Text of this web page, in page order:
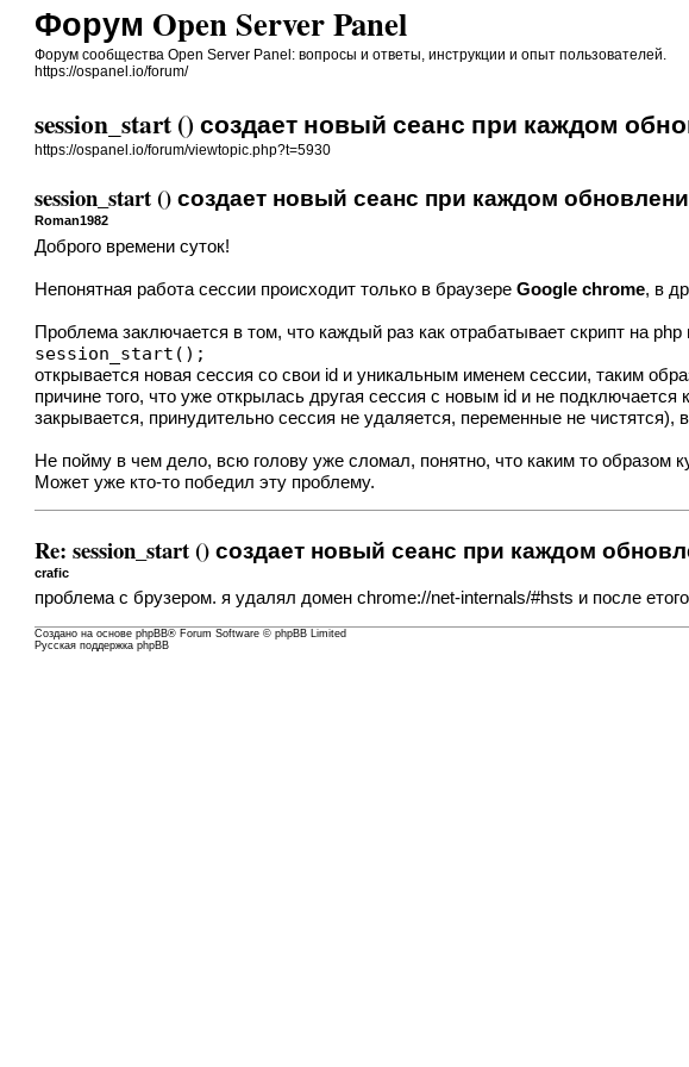
Форум Open Server Panel
Форум сообщества Open Server Panel: вопросы и ответы, инструкции и опыт пользователей.
https://ospanel.io/forum/
session_start () создает новый сеанс при каждом
https://ospanel.io/forum/viewtopic.php?t=5930
session_start () создает новый сеанс при каждом
Roman1982
Доброго времени суток!
Непонятная работа сессии происходит только в браузереGoogle chrome, в
Проблема заключается в том, что каждый раз как отрабатывает скрипт на php
session_start();
открывается новая сессия со свои id и уникальным именем сессии, таким
причине того, что уже открылась другая сессия с новым id и не
закрывается, принудительно сессия не удаляется, переменные не чистятся),
Не пойму в чем дело, всю голову уже сломал, понятно, что каким то образом
Может уже кто-то победил эту проблему.
Re: session_start () создает новый сеанс при каждом
crafic
проблема с брузером. я удалял домен chrome://net-internals/#hsts и после
Создано на основеphpBB® Forum Software © phpBB Limited
Русская поддержка phpBB